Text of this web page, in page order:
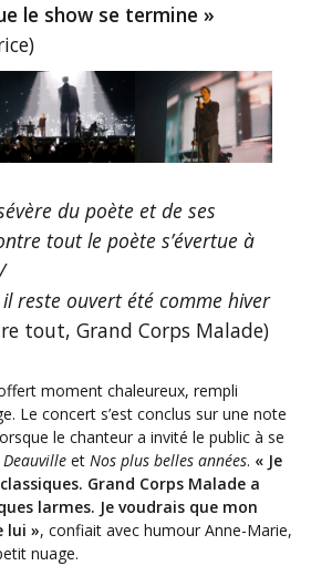
le show se termine »
du poète et de ses
tout le poète s’évertue à
reste ouvert été comme hiver
tout, Grand Corps Malade)
moment chaleureux, rempli
Le concert s’est conclus sur une note
le chanteur a invité le public à se
Deauville et Nos plus belles années. « Je
Grand Corps Malade a
larmes. Je voudrais que mon
lui », confiait avec humour Anne-Marie,
nuage.